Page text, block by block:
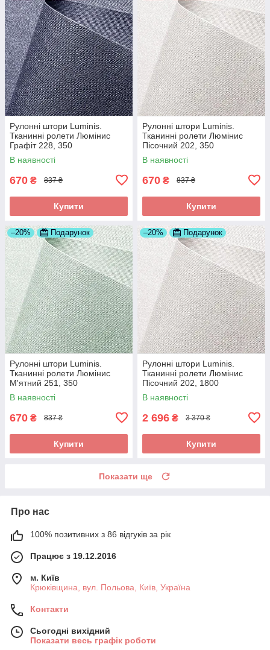
Рулонні штори Luminis.
Тканинні ролети Люмінис
Графіт 228, 350
В наявності
670 ₴ 837 ₴
Купити
Рулонні штори Luminis.
Тканинні ролети Люмінис
Пісочний 202, 350
В наявності
670 ₴ 837 ₴
Купити
–20% Подарунок
Рулонні штори Luminis.
Тканинні ролети Люмінис
М'ятний 251, 350
В наявності
670 ₴ 837 ₴
Купити
–20% Подарунок
Рулонні штори Luminis.
Тканинні ролети Люмінис
Пісочний 202, 1800
В наявності
2 696 ₴ 3 370 ₴
Купити
Показати ще
Про нас
100% позитивних з 86 відгуків за рік
Працює з 19.12.2016
м. Київ
Крюківщина, вул. Польова, Київ, Україна
Контакти
Сьогодні вихідний
Показати весь графік роботи